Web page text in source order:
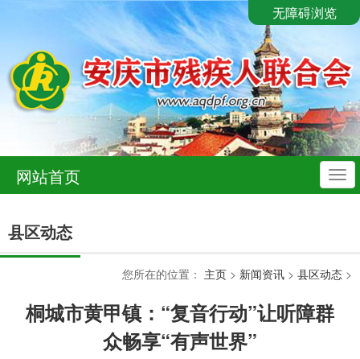
无障碍浏览
导
航
网站首页
县区动态
您所在的位置： 主页 > 新闻资讯 > 县区动态 >
桐城市黄甲镇：“复音行动”让听障群
众畅享“有声世界”